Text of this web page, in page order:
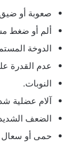
صعوبة أو
ألم أو ضغط
الدوخة
عدم القدرة
النوبات.
آلام عضلية
الضعف
حمى أو سعال